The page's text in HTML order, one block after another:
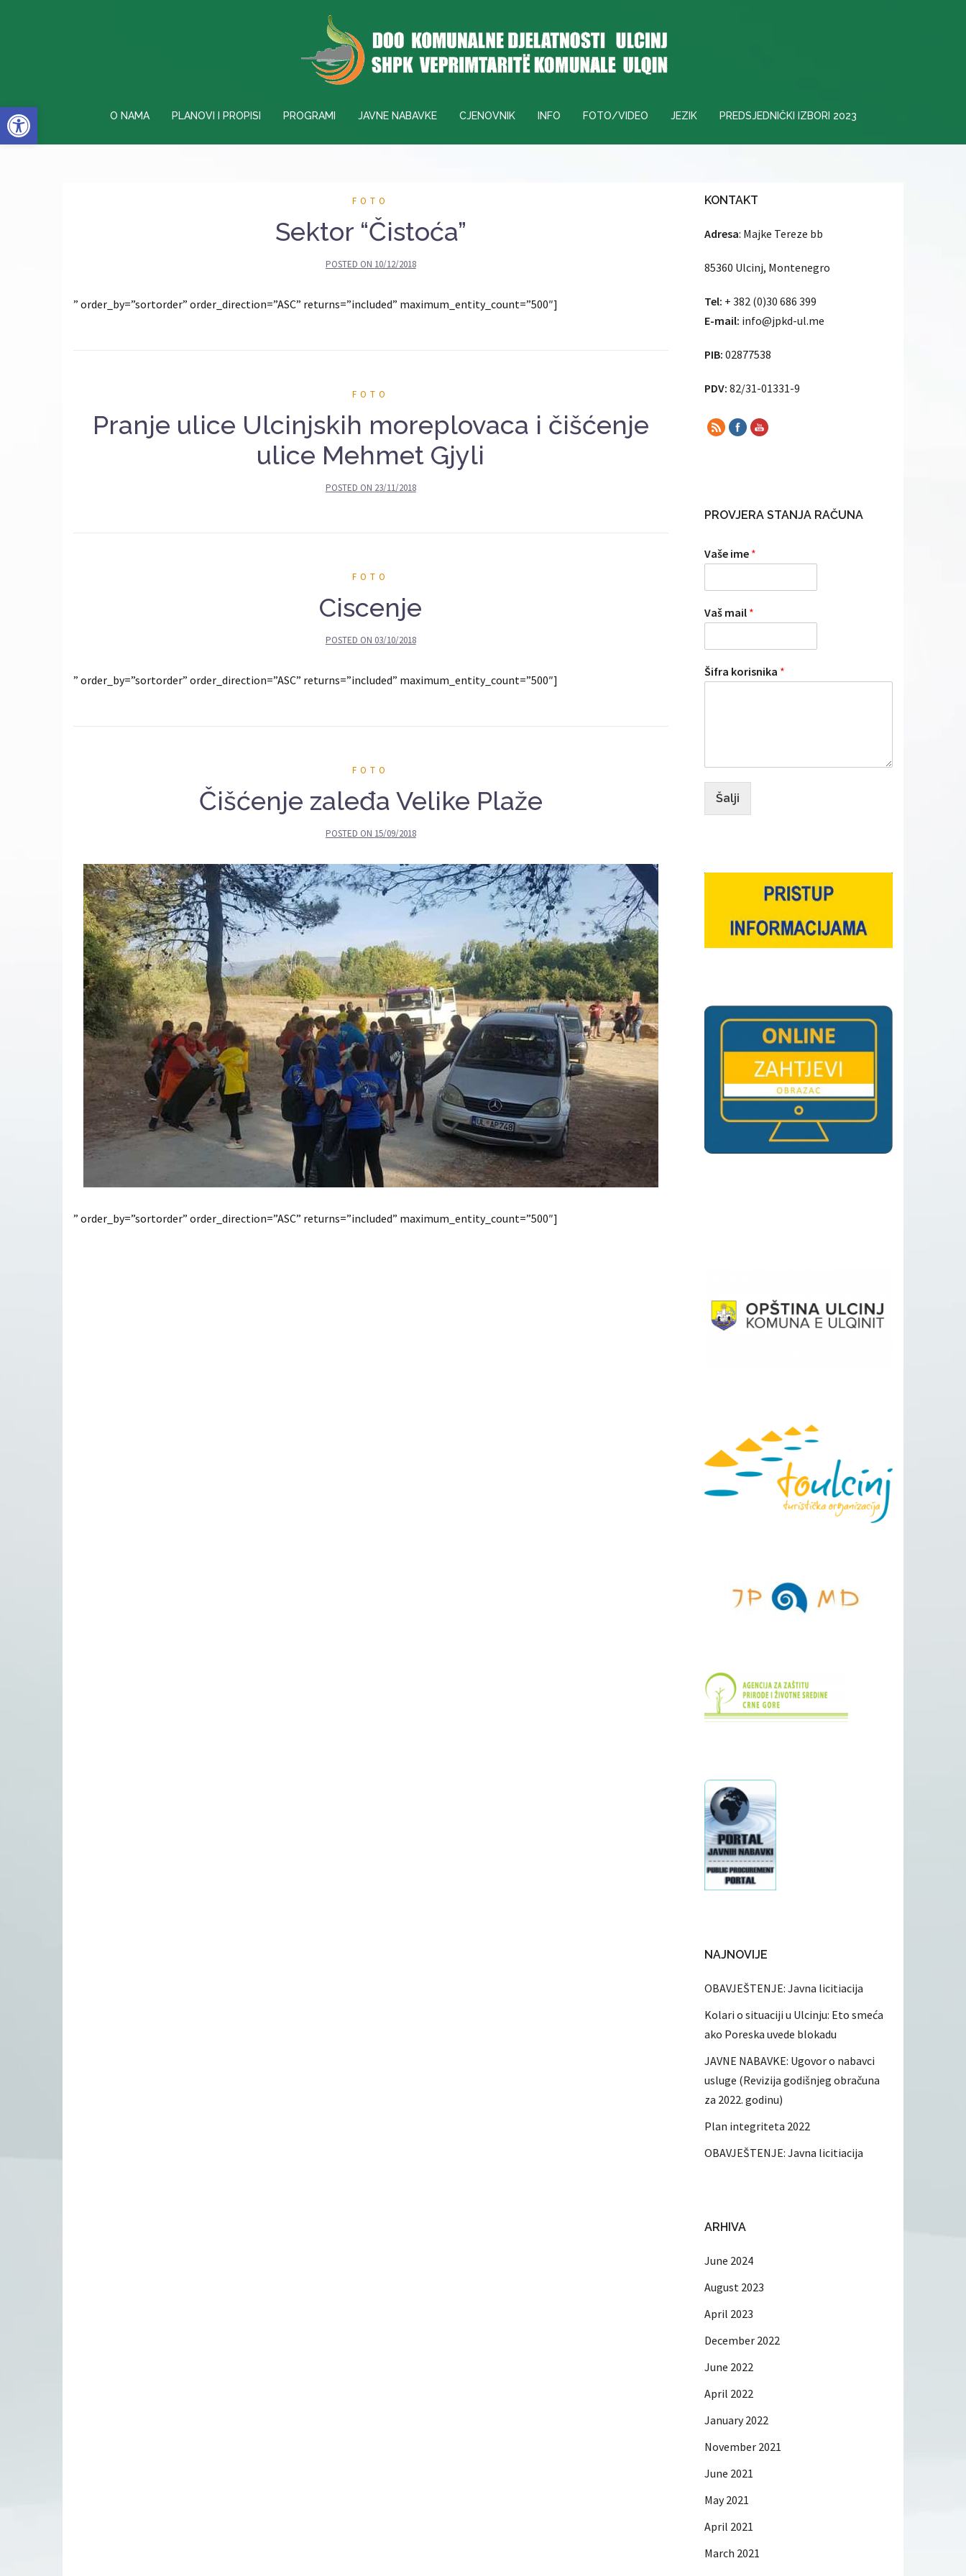
Open toolbar O NAMA PLANOVI I PROPISI PROGRAMI JAVNE NABAVKE CJENOVNIK INFO FOTO/VIDEO JEZIK PREDSJEDNIČKI IZBORI 2023
FOTO
Sektor “Čistoća”
POSTED ON 10/12/2018
” order_by=”sortorder” order_direction=”ASC” returns=”included” maximum_entity_count=”500″]
FOTO
Pranje ulice Ulcinjskih moreplovaca i čišćenje
ulice Mehmet Gjyli
POSTED ON 23/11/2018
FOTO
Ciscenje
POSTED ON 03/10/2018
” order_by=”sortorder” order_direction=”ASC” returns=”included” maximum_entity_count=”500″]
FOTO
Čišćenje zaleđa Velike Plaže
POSTED ON 15/09/2018
” order_by=”sortorder” order_direction=”ASC” returns=”included” maximum_entity_count=”500″]
KONTAKT
Adresa: Majke Tereze bb
85360 Ulcinj, Montenegro
Tel: + 382 (0)30 686 399
E-mail: info@jpkd-ul.me
PIB: 02877538
PDV: 82/31-01331-9
PROVJERA STANJA RAČUNA
Vaše ime *
Vaš mail *
Šifra korisnika *
Šalji
NAJNOVIJE
OBAVJEŠTENJE: Javna licitiacija
Kolari o situaciji u Ulcinju: Eto smeća
ako Poreska uvede blokadu
JAVNE NABAVKE: Ugovor o nabavci
usluge (Revizija godišnjeg obračuna
za 2022. godinu)
Plan integriteta 2022
OBAVJEŠTENJE: Javna licitiacija
ARHIVA
June 2024
August 2023
April 2023
December 2022
June 2022
April 2022
January 2022
November 2021
June 2021
May 2021
April 2021
March 2021